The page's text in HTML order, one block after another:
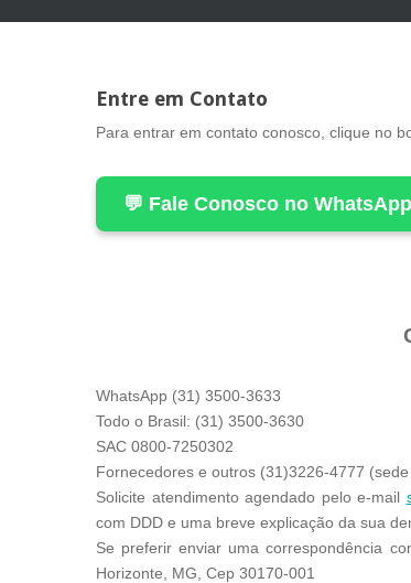
Entre em Contato
Para entrar em contato conosco, clique no
💬 Fale Conosco no WhatsApp
WhatsApp (31) 3500-3633
Todo o Brasil: (31) 3500-3630
SAC 0800-7250302
Fornecedores e outros (31)3226-4777
Solicite atendimento agendado pelo e-mail
com DDD e uma breve explicação da sua
Se preferir enviar uma correspondência
Horizonte, MG, Cep 30170-001